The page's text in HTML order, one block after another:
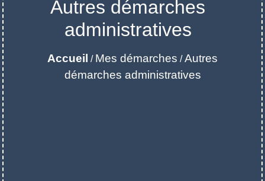
Autres démarches
administratives
Accueil / Mes démarches /Autres
démarches administratives